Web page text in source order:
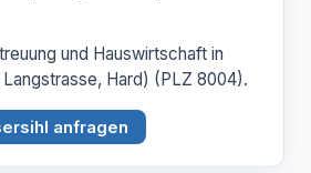
und Hauswirtschaft in
Hard) (PLZ 8004).
anfragen